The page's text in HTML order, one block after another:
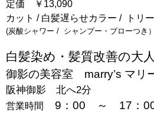
定価 ￥13,090
カット / 白髪遅らせカラー / トリ
(炭酸シャワー / シャンプー・ブローつき）
白髪染め・髪質改善の大
御影の美容室 marry’s マリ
阪神御影 北へ2分
営業時間 9：00 ～ 17：